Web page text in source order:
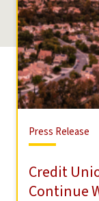
Press Release
Credit
Continue